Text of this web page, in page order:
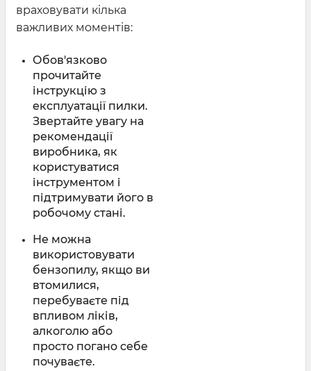
враховувати кілька
важливих моментів:
Обов'язково
прочитайте
інструкцію з
експлуатації пилки.
Звертайте увагу на
рекомендації
виробника, як
користуватися
інструментом і
підтримувати його в
робочому стані.
Не можна
використовувати
бензопилу, якщо ви
втомилися,
перебуваєте під
впливом ліків,
алкоголю або
просто погано себе
почуваєте.